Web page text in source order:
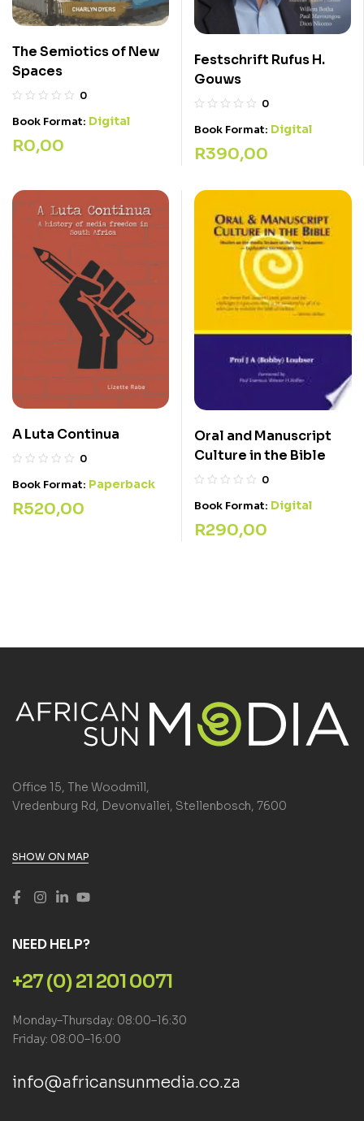
The Semiotics of New
Spaces
0
Book Format: Digital
R0,00
Festschrift Rufus H.
Gouws
0
Book Format: Digital
R390,00
A Luta Continua
0
Book Format: Paperback
R520,00
Oral and Manuscript
Culture in the Bible
0
Book Format: Digital
R290,00
Office 15, The Woodmill,
Vredenburg Rd, Devonvallei, Stellenbosch, 7600
SHOW ON MAP
NEED HELP?
+27 (0) 21 201 0071
Monday–Thursday: 08:00–16:30
Friday: 08:00–16:00
info@africansunmedia.co.za